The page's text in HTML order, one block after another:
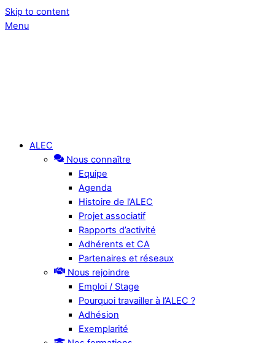
Skip to content
Menu
ALEC
Nous connaître
Equipe
Agenda
Histoire de l’ALEC
Projet associatif
Rapports d’activité
Adhérents et CA
Partenaires et réseaux
Nous rejoindre
Emploi / Stage
Pourquoi travailler à l’ALEC ?
Adhésion
Exemplarité